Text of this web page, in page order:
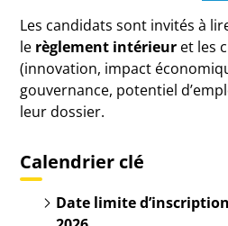
Les candidats sont invités à
le règlement intérieur et les
(innovation, impact
gouvernance, potentiel
leur dossier.
Calendrier clé
Date limite d’inscription